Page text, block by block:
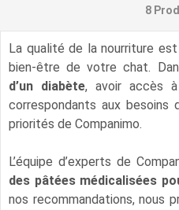
8
La qualité de la nourriture
bien-être de votre chat.
d’un diabète, avoir accès
correspondants aux besoins
priorités de Companimo.
L’équipe d’experts de
des pâtées médicalisées
nos recommandations, nous